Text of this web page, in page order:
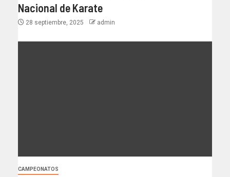
Nacional de Karate
28 septiembre, 2025 admin
CAMPEONATOS